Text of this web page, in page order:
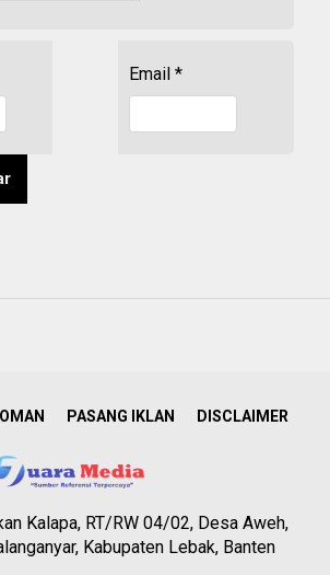
Email *
PASANG IKLAN DISCLAIMER
Kalapa, RT/RW 04/02, Desa Aweh,
Kabupaten Lebak, Banten